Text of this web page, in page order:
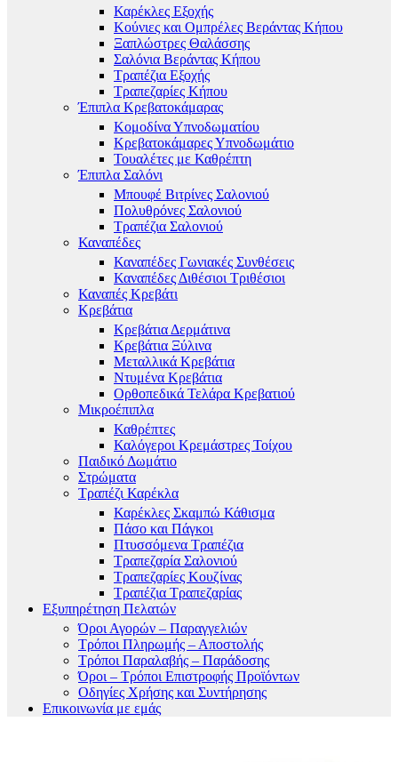
Καρέκλες Εξοχής
Κούνιες και Ομπρέλες Βεράντας Κήπου
Ξαπλώστρες Θαλάσσης
Σαλόνια Βεράντας Κήπου
Τραπέζια Εξοχής
Τραπεζαρίες Κήπου
Έπιπλα Κρεβατοκάμαρας
Κομοδίνα Υπνοδωματίου
Κρεβατοκάμαρες Υπνοδωμάτιο
Τουαλέτες με Καθρέπτη
Έπιπλα Σαλόνι
Μπουφέ Βιτρίνες Σαλονιού
Πολυθρόνες Σαλονιού
Τραπέζια Σαλονιού
Καναπέδες
Καναπέδες Γωνιακές Συνθέσεις
Καναπέδες Διθέσιοι Τριθέσιοι
Καναπές Κρεβάτι
Κρεβάτια
Κρεβάτια Δερμάτινα
Κρεβάτια Ξύλινα
Μεταλλικά Κρεβάτια
Ντυμένα Κρεβάτια
Ορθοπεδικά Τελάρα Κρεβατιού
Μικροέπιπλα
Καθρέπτες
Καλόγεροι Κρεμάστρες Τοίχου
Παιδικό Δωμάτιο
Στρώματα
Τραπέζι Καρέκλα
Καρέκλες Σκαμπώ Κάθισμα
Πάσο και Πάγκοι
Πτυσσόμενα Τραπέζια
Τραπεζαρία Σαλονιού
Τραπεζαρίες Κουζίνας
Τραπέζια Τραπεζαρίας
Εξυπηρέτηση Πελατών
Όροι Αγορών – Παραγγελιών
Τρόποι Πληρωμής – Αποστολής
Τρόποι Παραλαβής – Παράδοσης
Όροι – Τρόποι Επιστροφής Προϊόντων
Οδηγίες Χρήσης και Συντήρησης
Επικοινωνία με εμάς